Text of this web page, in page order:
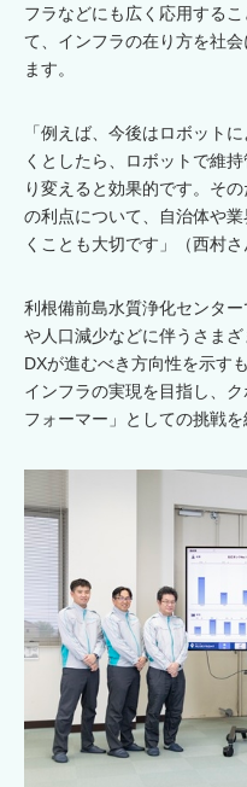
フラなどにも広く応用する
て、インフラの在り方を社
ます。
「例えば、今後はロボット
くとしたら、ロボットで維
り変えると効果的です。そ
の利点について、自治体や
くことも大切です」（西村さ
利根備前島水質浄化センタ
や人口減少などに伴うさま
DXが進むべき方向性を示す
インフラの実現を目指し、
フォーマー」としての挑戦を